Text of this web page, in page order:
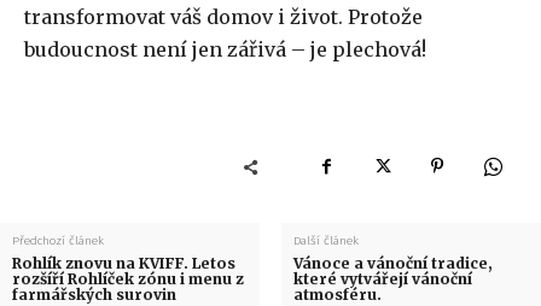
transformovat váš domov i život. Protože
budoucnost není jen zářivá – je plechová!
Předchozí článek
Rohlík znovu na KVIFF. Letos
rozšíří Rohlíček zónu i menu z
farmářských surovin
Další článek
Vánoce a vánoční tradice,
které vytvářejí vánoční
atmosféru.